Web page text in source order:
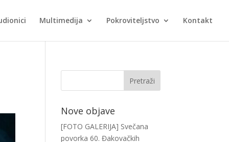
Multimedija Pokroviteljstvo Kontakt
Nove objave
[FOTO GALERIJA] Svečana
povorka 60. Đakovačkih